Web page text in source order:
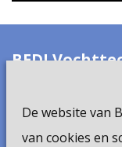
De website van
van cookies en
BEDI
6333 AP